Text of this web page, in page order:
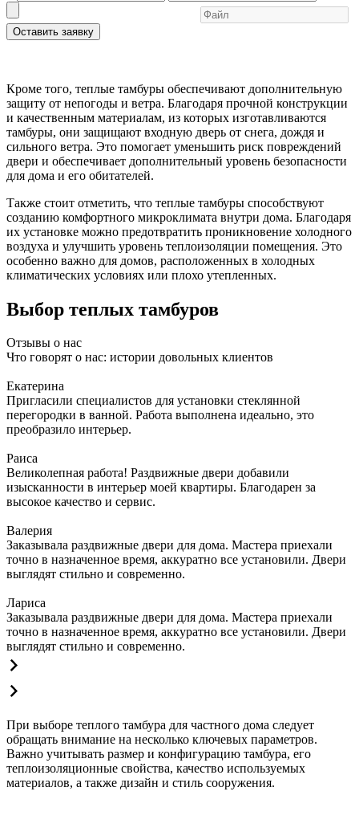
Оставить заявку
Кроме того, теплые тамбуры обеспечивают дополнительную
защиту от непогоды и ветра. Благодаря прочной конструкции
и качественным материалам, из которых изготавливаются
тамбуры, они защищают входную дверь от снега, дождя и
сильного ветра. Это помогает уменьшить риск повреждений
двери и обеспечивает дополнительный уровень безопасности
для дома и его обитателей.
Также стоит отметить, что теплые тамбуры способствуют
созданию комфортного микроклимата внутри дома. Благодаря
их установке можно предотвратить проникновение холодного
воздуха и улучшить уровень теплоизоляции помещения. Это
особенно важно для домов, расположенных в холодных
климатических условиях или плохо утепленных.
Выбор теплых тамбуров
Отзывы о нас
Что говорят о нас: истории довольных клиентов
Екатерина
Пригласили специалистов для установки стеклянной
перегородки в ванной. Работа выполнена идеально, это
преобразило интерьер.
Раиса
Великолепная работа! Раздвижные двери добавили
изысканности в интерьер моей квартиры. Благодарен за
высокое качество и сервис.
Валерия
Заказывала раздвижные двери для дома. Мастера приехали
точно в назначенное время, аккуратно все установили. Двери
выглядят стильно и современно.
Лариса
Заказывала раздвижные двери для дома. Мастера приехали
точно в назначенное время, аккуратно все установили. Двери
выглядят стильно и современно.
При выборе теплого тамбура для частного дома следует
обращать внимание на несколько ключевых параметров.
Важно учитывать размер и конфигурацию тамбура, его
теплоизоляционные свойства, качество используемых
материалов, а также дизайн и стиль сооружения.